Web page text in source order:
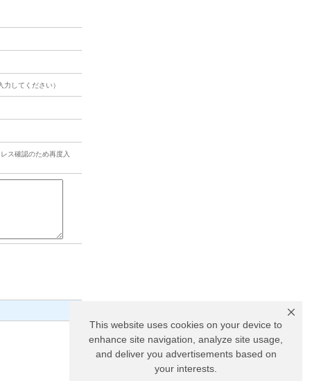
This website uses cookies on your device to
enhance site navigation, analyze site usage,
and deliver you advertisements based on
your interests.
力してください）
レス確認のため再度入